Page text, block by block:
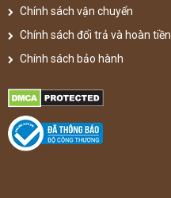
Chính sách vận chuyển
Chính sách đổi trả và hoàn tiền
Chính sách bảo hành